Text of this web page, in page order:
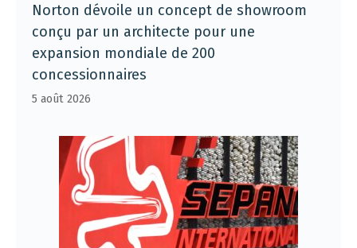
Norton dévoile un concept de showroom
conçu par un architecte pour une
expansion mondiale de 200
concessionnaires
5 août 2026